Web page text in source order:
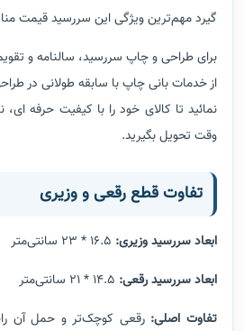
گیرد مهم‌ترین ویژگی این سررسید قیمت
برای طراحی و چاپ سررسید، سالنامه و
از خدمات بانی چاپ با سابقه طولانی در
نمائید تا کالای خود را با کیفیت حرفه
وقت تحویل بگیرید.
تفاوت قطع رقعی و وزیری
ابعاد سررسید وزیری:
ابعاد سررسید رقعی:
تفاوت اصلی: رقعی کوچک‌تر و حمل آن